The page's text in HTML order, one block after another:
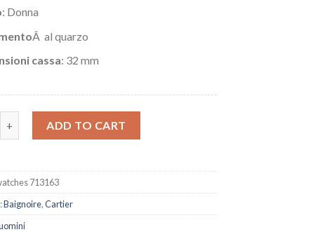
: Donna
Â al quarzo
cassa: 32 mm
ADD TO CART
713163
Baignoire,Cartier